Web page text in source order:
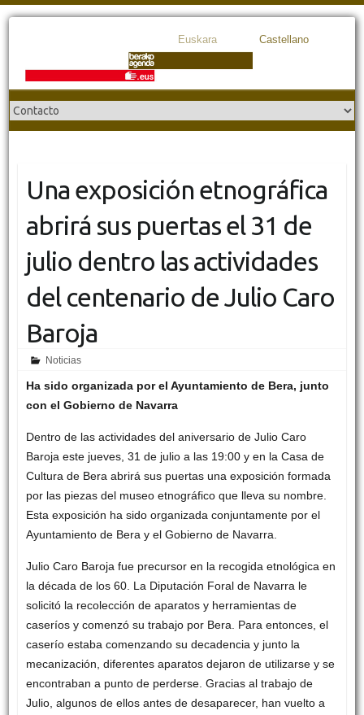
Euskara Castellano
Una exposición etnográfica
abrirá sus puertas el 31 de
julio dentro las actividades
del centenario de Julio Caro
Baroja
Noticias
Ha sido organizada por el Ayuntamiento de Bera, junto
con el Gobierno de Navarra
Dentro de las actividades del aniversario de Julio Caro
Baroja este jueves, 31 de julio a las 19:00 y en la Casa de
Cultura de Bera abrirá sus puertas una exposición formada
por las piezas del museo etnográfico que lleva su nombre.
Esta exposición ha sido organizada conjuntamente por el
Ayuntamiento de Bera y el Gobierno de Navarra.
Julio Caro Baroja fue precursor en la recogida etnológica en
la década de los 60. La Diputación Foral de Navarra le
solicitó la recolección de aparatos y herramientas de
caseríos y comenzó su trabajo por Bera. Para entonces, el
caserío estaba comenzando su decadencia y junto la
mecanización, diferentes aparatos dejaron de utilizarse y se
encontraban a punto de perderse. Gracias al trabajo de
Julio, algunos de ellos antes de desaparecer, han vuelto a